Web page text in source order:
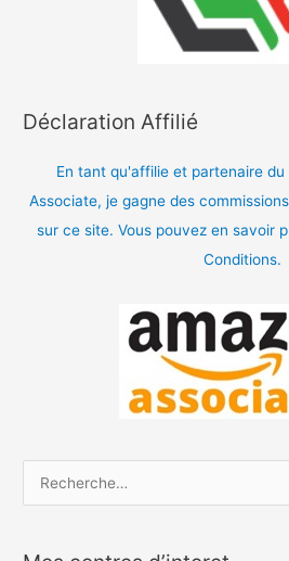
Déclaration Affilié
En tant qu'affilie et partenaire du
Associate, je gagne des
sur ce site. Vous pouvez en savoir
Conditions.